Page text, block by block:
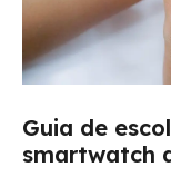
Guia de
smartwatch